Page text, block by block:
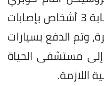
الحرفيين، ما أسفر عن إصابة 3 أشخاص بإصابات
وتم الدفع بسيارات
إلى مستشفى الحياة
اللازمة.